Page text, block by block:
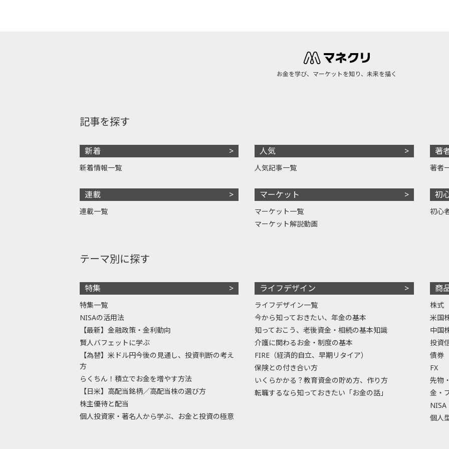
お金を学び、マーケットを知り、未来を描く
記事を探す
新着
新着情報一覧
連載
連載一覧
人気
人気記事一覧
マーケット
マーケット一覧
マーケット解説動画
著
著者
初
初心
テーマ別に探す
特集
特集一覧
NISAの活用法
【最新】金融政策・金利動向
賢人バフェットに学ぶ
【為替】米ドル円今後の見通し、投資判断の考え
方
らくちん！積立でお金を増やす方法
【日米】高配当銘柄／高配当株の選び方
株主優待と配当
個人投資家・著名人から学ぶ、お金と投資の極意
ライフデザイン
ライフデザイン一覧
今から知っておきたい、年金の基本
知っておこう、老後資金・相続の基本知識
介護に関わるお金・制度の基本
FIRE（経済的自立、早期リタイア）
保険との付き合い方
いくらかかる？教育資金の貯め方、作り方
転職するなら知っておきたい「お金の話」
商
株式
米国
中国
投資
債券
FX
先物
金・
NISA
個人